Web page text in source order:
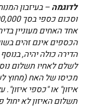
לדוגמה
אחד האחים מעוניין
הכספים אינם זהים
הדירה כולה יהיה,
לשלם לאחיו תשלום
מכיסו של האח (מחוץ
איזון" או "כספי
תשלום האיזון לא יחול